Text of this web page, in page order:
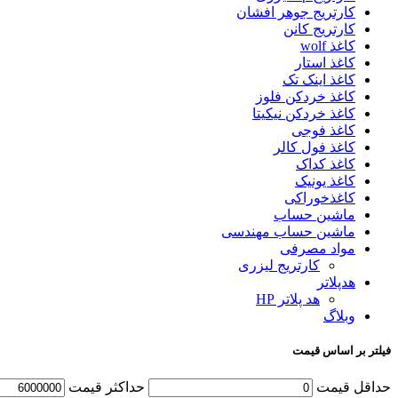
کارتریج جوهر افشان
کارتریج کانن
کاغذ wolf
کاغذ استار
کاغذ اینک تک
کاغذ خردکن فلوز
کاغذ خردکن نیکیتا
کاغذ فوجی
کاغذ فول کالر
کاغذ کداک
کاغذ یونیک
کاغذخوراکی
ماشین حساب
ماشین حساب مهندسی
مواد مصرفی
کارتریج لیزری
هدپلاتر
هد پلاتر HP
وبلاگ
فیلتر بر اساس قیمت
حداقل قیمت حداکثر قیمت